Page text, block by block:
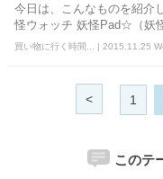
今日は、こんなものを紹介
怪ウォッチ 妖怪Pad☆（妖
買い物に行く時間... | 2015.11.25
< 1
このテ